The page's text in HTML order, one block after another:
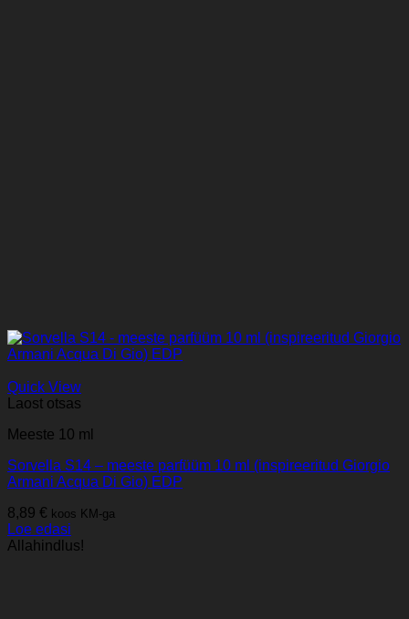
Quick View
Laost otsas
Meeste 10 ml
Sorvella S14 – meeste parfüüm 10 ml (inspireeritud Giorgio
Armani Acqua Di Gio) EDP
8,89 € koos KM-ga
Loe edasi
Allahindlus!